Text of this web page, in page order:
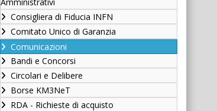
Consigliera di Fiducia INFN
Comitato Unico di Garanzia
Comunicazioni
Bandi e Concorsi
Circolari e Delibere
Borse KM3NeT
RDA - Richieste di acquisto